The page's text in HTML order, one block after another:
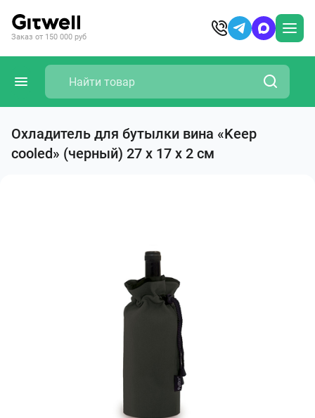
Заказ от 150 000 руб
Охладитель для бутылки вина «Keep
cooled» (черный) 27 х 17 х 2 см